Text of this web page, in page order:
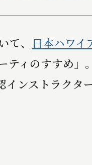
、 日本ハワイ
ティのすすめ」
ンストラクタ